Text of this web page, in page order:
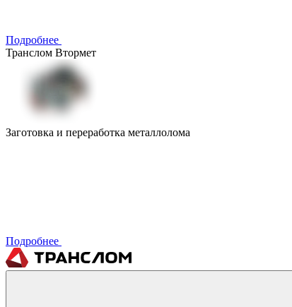
Подробнее
Транслом Втормет
Заготовка и переработка металлолома
Подробнее